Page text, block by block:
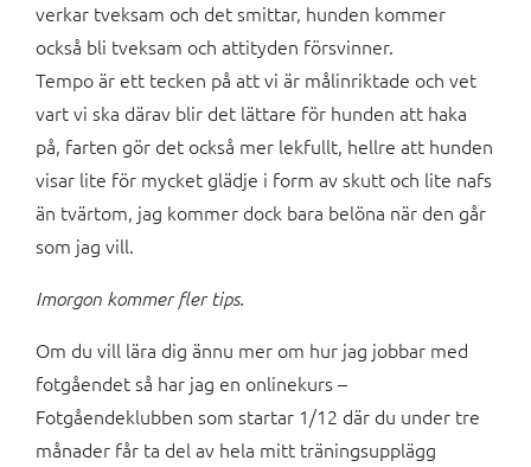
verkar tveksam och det smittar, hunden kommer
också bli tveksam och attityden försvinner.
Tempo är ett tecken på att vi är målinriktade och vet
vart vi ska därav blir det lättare för hunden att haka
på, farten gör det också mer lekfullt, hellre att hunden
visar lite för mycket glädje i form av skutt och lite nafs
än tvärtom, jag kommer dock bara belöna när den går
som jag vill.
Imorgon kommer fler tips.
Om du vill lära dig ännu mer om hur jag jobbar med
fotgåendet så har jag en onlinekurs –
Fotgåendeklubben som startar 1/12 där du under tre
månader får ta del av hela mitt träningsupplägg